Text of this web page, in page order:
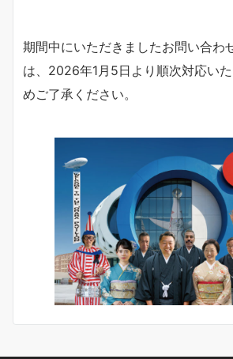
期間中にいただきましたお問い合わ
は、2026年1月5日より順次対応い
めご了承ください。